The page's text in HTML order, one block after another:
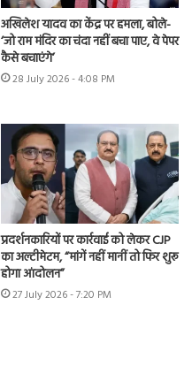
अखिलेश यादव का केंद्र पर हमला, बोले-
‘जो राम मंदिर का चंदा नहीं बचा पाए, वे पेपर
कैसे बचाएंगे’
28 July 2026 - 4:08 PM
प्रदर्शनकारियों पर कार्रवाई को लेकर CJP
का अल्टीमेटम, “मांगें नहीं मानीं तो फिर शुरू
होगा आंदोलन”
27 July 2026 - 7:20 PM